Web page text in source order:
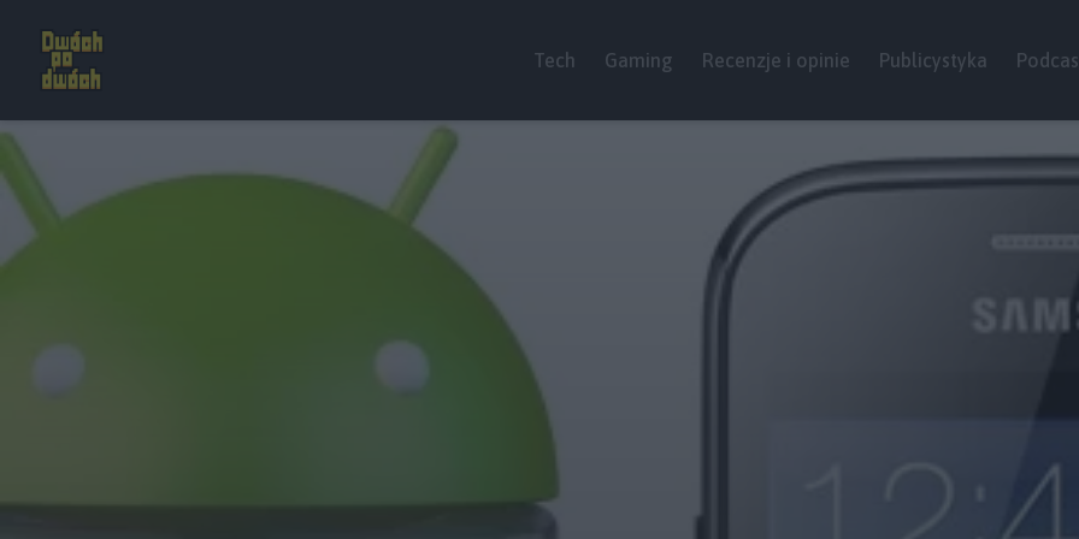
Tech Gaming Recenzje i opinie Publicystyka